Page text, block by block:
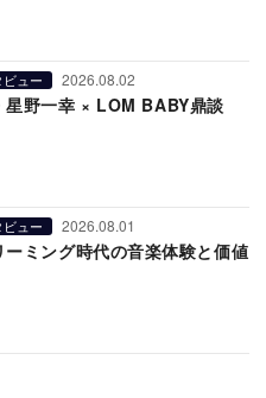
ビュー 2026.08.02
星野一幸 × LOM BABY鼎談
ビュー 2026.08.01
ーミング時代の音楽体験と価値